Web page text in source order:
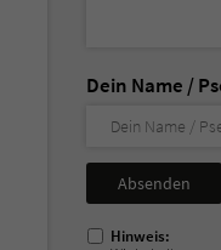
Dein Name /
Nicht
ausfüllen!
Hinweis: